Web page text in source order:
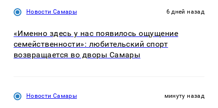
Новости Самары 6 дней назад
«Именно здесь у нас появилось ощущение
семейственности»: любительский спорт
возвращается во дворы Самары
Новости Самары минуту назад